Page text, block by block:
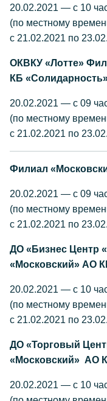
20.02.2021 — с 10
(по местному
с 21.02.2021 по
ОКВКУ «Лотте»
КБ
20.02.2021 — с 09
(по местному
с 21.02.2021 по
Филиал
20.02.2021 — с 09
(по местному
с 21.02.2021 по
ДО «Бизнес Центр
«Московский» АО
20.02.2021 — с 10
(по местному
с 21.02.2021 по
ДО «Торговый
«Московский» АО
20.02.2021 — с 10